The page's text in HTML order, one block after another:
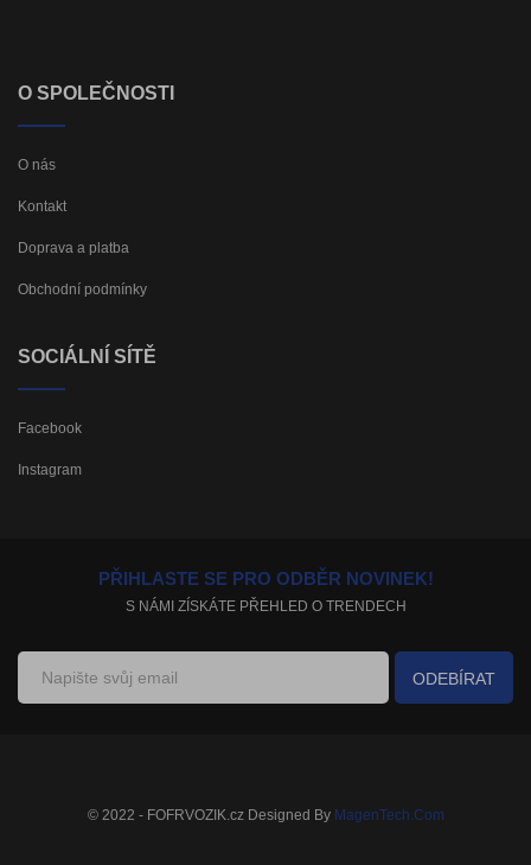
O SPOLEČNOSTI
O nás
Kontakt
Doprava a platba
Obchodní podmínky
SOCIÁLNÍ SÍTĚ
Facebook
Instagram
PŘIHLASTE SE PRO ODBĚR NOVINEK!
S NÁMI ZÍSKÁTE PŘEHLED O TRENDECH
ODEBÍRAT
© 2022 - FOFRVOZIK.cz Designed By MagenTech.Com